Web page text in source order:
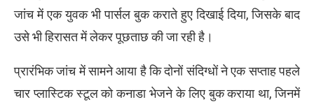
जांच में एक युवक भी पार्सल बुक कराते हुए दिखाई दिया, जिसके बाद
उसे भी हिरासत में लेकर पूछताछ की जा रही है।
प्रारंभिक जांच में सामने आया है कि दोनों संदिग्धों ने एक सप्ताह पहले
चार प्लास्टिक स्टूल को कनाडा भेजने के लिए बुक कराया था, जिनमें